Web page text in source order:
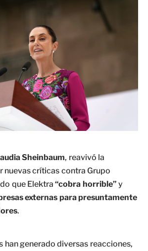
Sheinbaum, reavivó la
nuevas críticas contra Grupo
que Elektra“cobra horrible” y
externas para presuntamente
.
han generado diversas reacciones,